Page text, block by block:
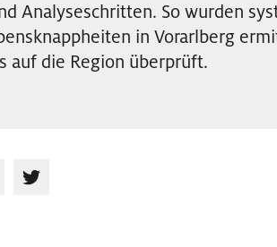
Analyseschritten. So wurden
in Vorarlberg
auf die Region überprüft.